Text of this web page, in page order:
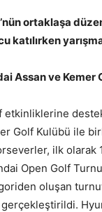
ortaklaşa
katılırken
Assan ve
Golf Kulübü ile
ilk olarak
Open Golf
oluşan